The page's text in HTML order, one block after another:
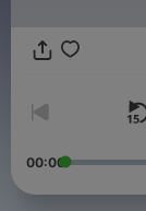
00:00